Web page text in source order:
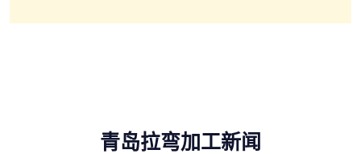
青岛拉弯加工新闻